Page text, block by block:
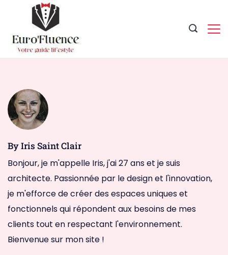
content
By Iris Saint Clair
Bonjour, je m'appelle Iris, j'ai 27 ans et je suis
architecte. Passionnée par le design et l'innovation,
je m'efforce de créer des espaces uniques et
fonctionnels qui répondent aux besoins de mes
clients tout en respectant l'environnement.
Bienvenue sur mon site !